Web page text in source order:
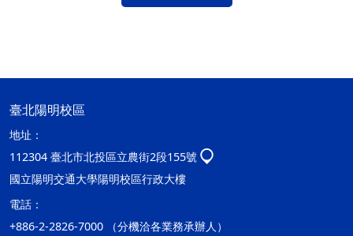
臺北陽明校區
地址：
112304 臺北市北投區立農街2段155號
國立陽明交通大學陽明校區行政大樓
電話：
+886-2-2826-7000 （分機洽各業務承辦人）